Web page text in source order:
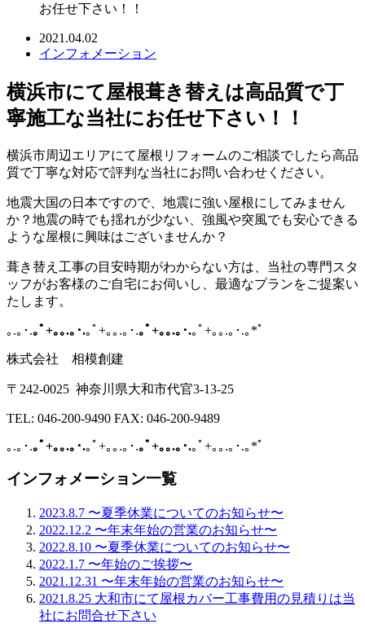
お任せ下さい！！
2021.04.02
インフォメーション
横浜市にて屋根葺き替えは高品質で丁
寧施工な当社にお任せ下さい！！
横浜市周辺エリアにて屋根リフォームのご相談でしたら高品
質で丁寧な対応で評判な当社にお問い合わせください。
地震大国の日本ですので、地震に強い屋根にしてみません
か？地震の時でも揺れが少ない、強風や突風でも安心できる
ような屋根に興味はございませんか？
葺き替え工事の目安時期がわからない方は、当社の専門スタ
ッフがお客様のご自宅にお伺いし、最適なプランをご提案い
たします。
｡.｡･.｡ﾟ+｡｡.｡･.｡ﾟ+｡｡.｡･.｡ﾟ+｡｡.｡･.｡ﾟ+｡｡.｡･.｡*ﾟ
株式会社 相模創建
〒242-0025 神奈川県大和市代官3-13-25
TEL: 046-200-9490 FAX: 046-200-9489
｡ .｡･ .｡ﾟ+｡｡.｡･.｡ﾟ+｡｡ .｡･ .｡ﾟ+｡｡.｡･.｡ﾟ+｡｡ .｡･ .｡ *ﾟ
インフォメーション一覧
2023.8.7 〜夏季休業についてのお知らせ〜
2022.12.2 〜年末年始の営業のお知らせ〜
2022.8.10 〜夏季休業についてのお知らせ〜
2022.1.7 〜年始のご挨拶〜
2021.12.31 〜年末年始の営業のお知らせ〜
2021.8.25 大和市にて屋根カバー工事費用の見積りは当
社にお問合せ下さい